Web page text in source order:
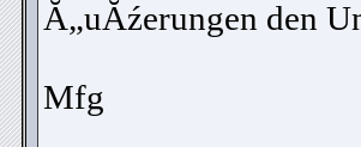
Ă„uĂźerungen den
Mfg